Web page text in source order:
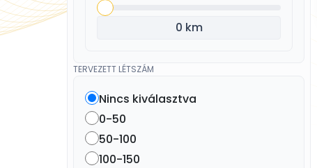
0 km
TERVEZETT LÉTSZÁM
Nincs kiválasztva
0-50
50-100
100-150